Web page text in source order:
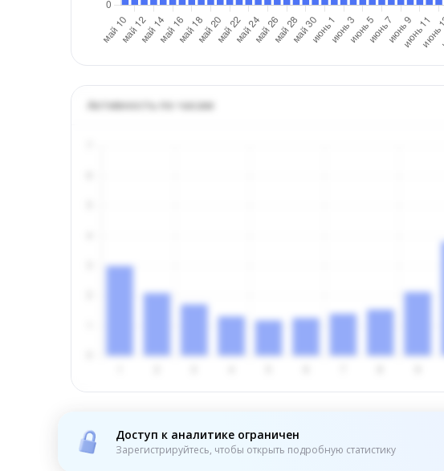
Активность по часам
Доступ к аналитике ограничен
Зарегистрируйтесь, чтобы открыть подробную статистику